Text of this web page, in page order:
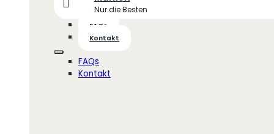
Nur die Besten
FAQs
Kontakt
FAQs
Kontakt